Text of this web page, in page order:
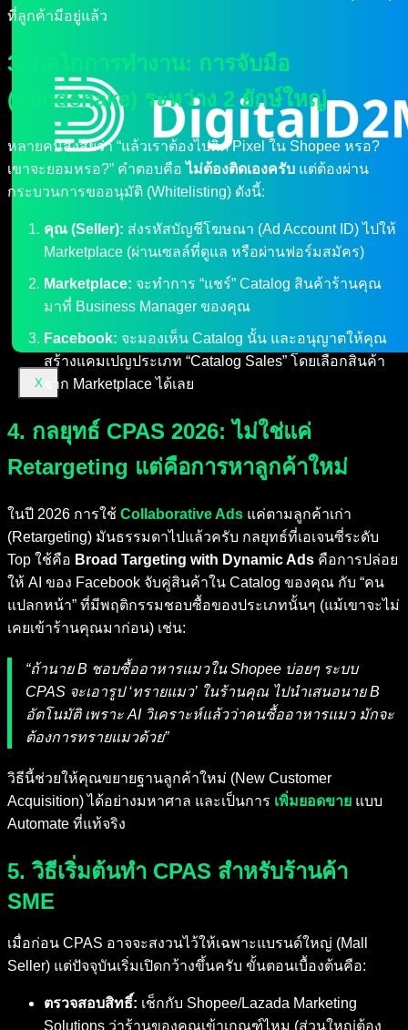
X
ที่ลูกค้ามีอยู่แล้ว
3. กลไกการทำงาน: การจับมือ
(Handshake) ระหว่าง 2 ยักษ์ใหญ่
หลายคนสงสัยว่า “แล้วเราต้องไปติด Pixel ใน Shopee หรอ?
เขาจะยอมหรอ?” คำตอบคือไม่ต้องติดเองครับ แต่ต้องผ่าน
กระบวนการขออนุมัติ (Whitelisting) ดังนี้:
คุณ (Seller): ส่งรหัสบัญชีโฆษณา (Ad Account ID) ไปให้
Marketplace (ผ่านเซลล์ที่ดูแล หรือผ่านฟอร์มสมัคร)
Marketplace: จะทำการ “แชร์” Catalog สินค้าร้านคุณ
มาที่ Business Manager ของคุณ
Facebook: จะมองเห็น Catalog นั้น และอนุญาตให้คุณ
สร้างแคมเปญประเภท “Catalog Sales” โดยเลือกสินค้า
จาก Marketplace ได้เลย
4. กลยุทธ์ CPAS 2026: ไม่ใช่แค่
Retargeting แต่คือการหาลูกค้าใหม่
ในปี 2026 การใช้ Collaborative Ads แค่ตามลูกค้าเก่า
(Retargeting) มันธรรมดาไปแล้วครับ กลยุทธ์ที่เอเจนซี่ระดับ
Top ใช้คือ Broad Targeting with Dynamic Ads คือการปล่อย
ให้ AI ของ Facebook จับคู่สินค้าใน Catalog ของคุณ กับ “คน
แปลกหน้า” ที่มีพฤติกรรมชอบซื้อของประเภทนั้นๆ (แม้เขาจะไม่
เคยเข้าร้านคุณมาก่อน) เช่น:
“ถ้านาย B ชอบซื้ออาหารแมวใน Shopee บ่อยๆ ระบบ
CPAS จะเอารูป ‘ทรายแมว’ ในร้านคุณ ไปนำเสนอนาย B
อัตโนมัติ เพราะ AI วิเคราะห์แล้วว่าคนซื้ออาหารแมว มักจะ
ต้องการทรายแมวด้วย”
วิธีนี้ช่วยให้คุณขยายฐานลูกค้าใหม่ (New Customer
Acquisition) ได้อย่างมหาศาล และเป็นการ เพิ่มยอดขาย แบบ
Automate ที่แท้จริง
5. วิธีเริ่มต้นทำ CPAS สำหรับร้านค้า
SME
เมื่อก่อน CPAS อาจจะสงวนไว้ให้เฉพาะแบรนด์ใหญ่ (Mall
Seller) แต่ปัจจุบันเริ่มเปิดกว้างขึ้นครับ ขั้นตอนเบื้องต้นคือ:
ตรวจสอบสิทธิ์: เช็กกับ Shopee/Lazada Marketing
Solutions ว่าร้านของคุณเข้าเกณฑ์ไหม (ส่วนใหญ่ต้อง